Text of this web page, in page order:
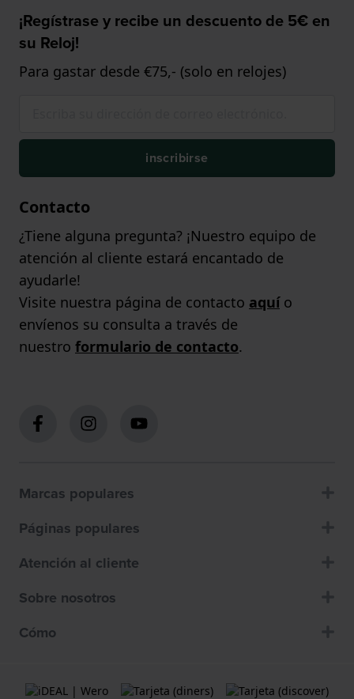
¡Regístrase y recibe un descuento de 5€ en
su Reloj!
Para gastar desde €75,- (solo en relojes)
inscribirse
Contacto
¿Tiene alguna pregunta? ¡Nuestro equipo de
atención al cliente estará encantado de
ayudarle!
Visite nuestra página de contacto aquío
envíenos su consulta a través de
nuestro formulario de contacto.
Marcas populares
Páginas populares
Atención al cliente
Sobre nosotros
Cómo